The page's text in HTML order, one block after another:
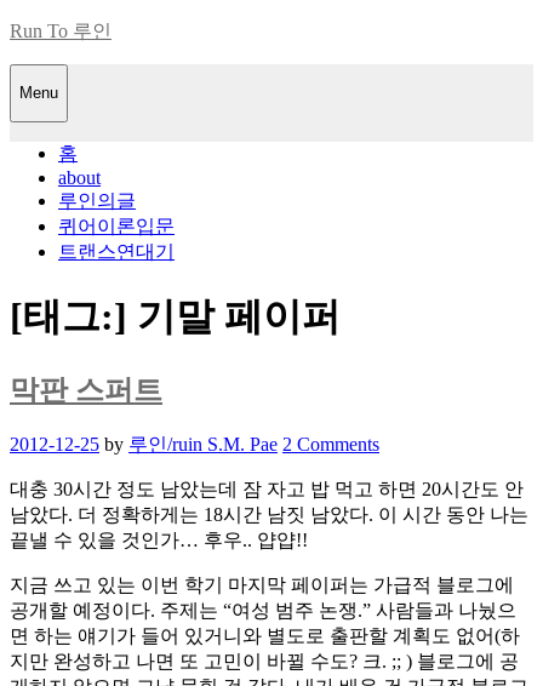
Skip
content
Run To 루인
Menu
홈
about
루인의글
퀴어이론입문
트랜스연대기
[태그:] 기말 페이퍼
막판 스퍼트
Posted
2012-12-25 by 루인/ruin S.M. Pae 2 Comments
대충 30시간 정도 남았는데 잠 자고 밥 먹고 하면 20시간도 안
남았다. 더 정확하게는 18시간 남짓 남았다. 이 시간 동안 나는
끝낼 수 있을 것인가… 후우.. 얍얍!!
지금 쓰고 있는 이번 학기 마지막 페이퍼는 가급적 블로그에
공개할 예정이다. 주제는 “여성 범주 논쟁.” 사람들과 나눴으
면 하는 얘기가 들어 있거니와 별도로 출판할 계획도 없어(하
지만 완성하고 나면 또 고민이 바뀔 수도? 크. ;; ) 블로그에 공